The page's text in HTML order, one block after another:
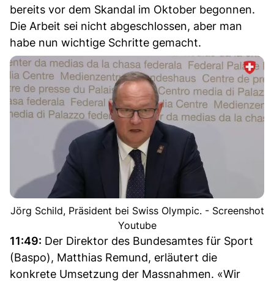
bereits vor dem Skandal im Oktober begonnen.
Die Arbeit sei nicht abgeschlossen, aber man
habe nun wichtige Schritte gemacht.
Jörg Schild, Präsident bei Swiss Olympic. - Screenshot
Youtube
11:49: Der Direktor des Bundesamtes für Sport
(Baspo), Matthias Remund, erläutert die
konkrete Umsetzung der Massnahmen. «Wir